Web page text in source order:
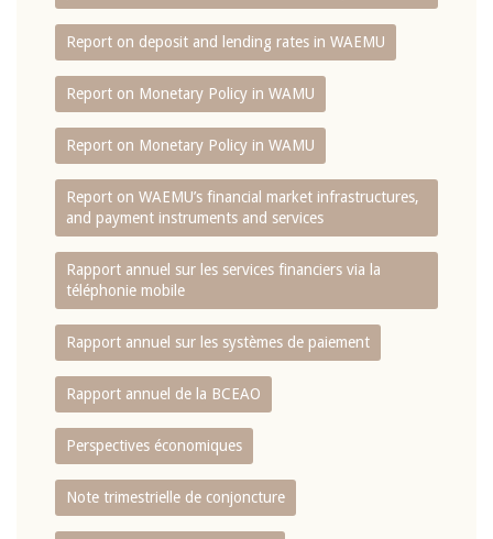
Report on deposit and lending rates in WAEMU
Report on Monetary Policy in WAMU
Report on Monetary Policy in WAMU
Report on WAEMU’s financial market infrastructures,
and payment instruments and services
Rapport annuel sur les services financiers via la
téléphonie mobile
Rapport annuel sur les systèmes de paiement
Rapport annuel de la BCEAO
Perspectives économiques
Note trimestrielle de conjoncture